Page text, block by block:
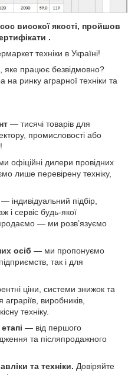
високої якості, пройшов
.
техніки в Україні!
яке працює безвідмовно?
на ринку аграрної техніки та
— тисячі товарів для
промисловості або
офіційні дилери провідних
лише перевірену техніку,
— індивідуальний підбір,
і сервіс будь-якої
— ми розв’язуємо
осіб — ми пропонуємо
так і для
ціни, системи знижок та
виробників,
техніку.
— від першого
та післяпродажного
та техніки. Довіряйте